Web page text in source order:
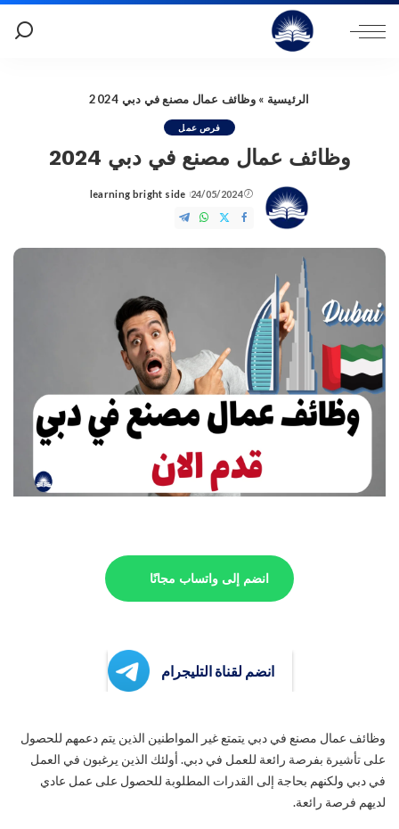
الرئيسية »وظائف عمال مصنع في دبي 2024
فرص عمل
وظائف عمال مصنع في دبي 2024
24/05/2024
Posted
by
learning bright side
انضم إلى واتساب مجانًا
انضم لقناة التليجرام
وظائف عمال مصنع في دبي يتمتع غير المواطنين الذين يتم دعمهم للحصول
على تأشيرة بفرصة رائعة للعمل في دبي. أولئك الذين يرغبون في العمل
في دبي ولكنهم بحاجة إلى القدرات المطلوبة للحصول على عمل عادي
لديهم فرصة رائعة.